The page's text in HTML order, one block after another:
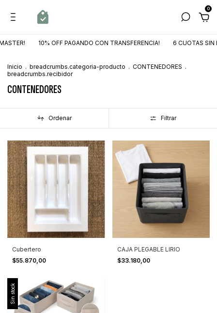
0
10% OFF PAGANDO CON TRANSFERENCIA! 6 CUOTAS SIN
Inicio . breadcrumbs.categoria-producto . CONTENEDORES .
breadcrumbs.recibidor
CONTENEDORES
Ordenar Filtrar
Cubertero
$55.870,00
CAJA PLEGABLE LIRIO
$33.180,00
Sin stock